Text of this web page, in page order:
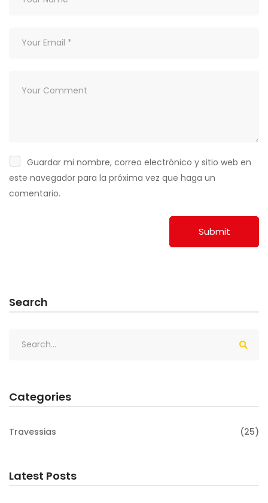
Guardar mi nombre, correo electrónico y sitio web en
este navegador para la próxima vez que haga un
comentario.
Search
Categories
Travessias (25)
Latest Posts